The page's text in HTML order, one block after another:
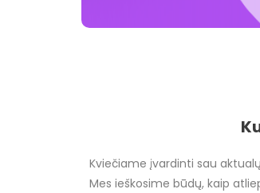
Kviečiame įvardinti sau
Mes ieškosime būdų, kaip